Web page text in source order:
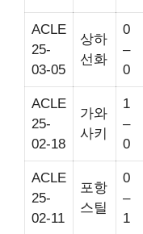
ACLE
25-
03-05
상하
선화
0
–
0
ACLE
25-
02-18
가와
사키
1
–
0
ACLE
25-
02-11
포항
스틸
0
–
1